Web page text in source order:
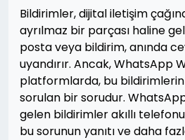
Bildirimler, dijital iletişim
ayrılmaz bir parçası haline
posta veya bildirim, anında
uyandırır. Ancak, WhatsApp
platformlarda, bu bildirimlerin
sorulan bir sorudur.
gelen bildirimler akıllı
bu sorunun yanıtı ve daha